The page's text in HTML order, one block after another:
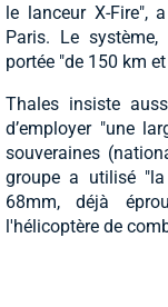
le lanceur X-Fire",
Paris. Le
portée "de 150 km
Thales insiste
d’employer "une
souveraines
groupe a utilisé
68mm, déjà
l'hélicoptère de